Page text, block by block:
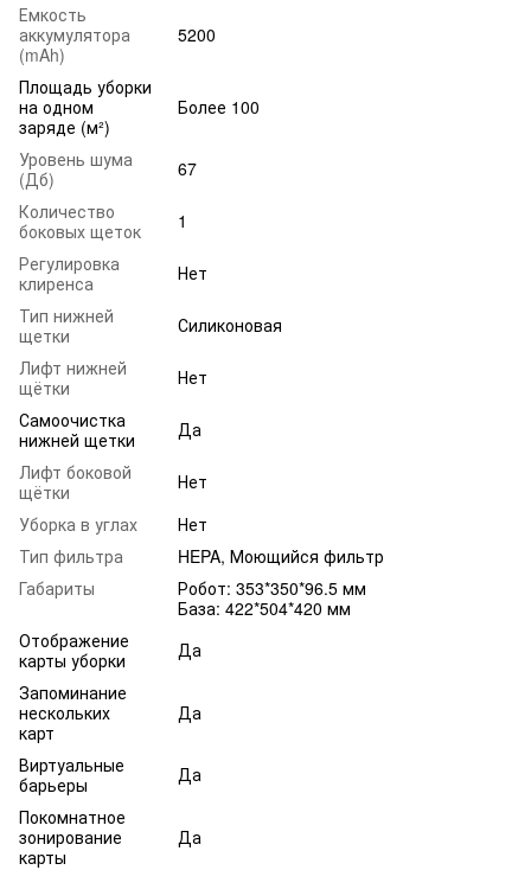
Емкость
аккумулятора
(mAh)
5200
Площадь уборки
на одном
заряде (м²)
Более 100
Уровень шума
(Дб)
67
Количество
боковых щеток
1
Регулировка
клиренса
Нет
Тип нижней
щетки
Силиконовая
Лифт нижней
щётки
Нет
Самоочистка
нижней щетки
Да
Лифт боковой
щётки
Нет
Уборка в углах
Нет
Тип фильтра
HEPA, Моющийся фильтр
Габариты
Робот: 353*350*96.5 мм
База: 422*504*420 мм
Отображение
карты уборки
Да
Запоминание
нескольких
карт
Да
Виртуальные
барьеры
Да
Покомнатное
зонирование
карты
Да